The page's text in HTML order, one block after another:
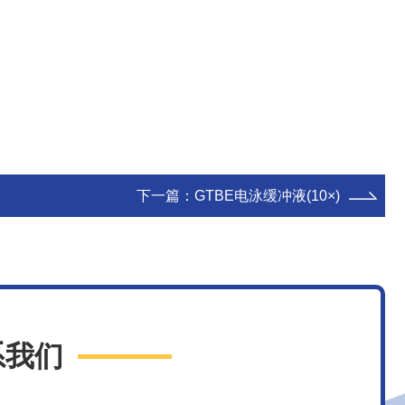
下一篇： GTBE电泳缓冲液(10×)
们